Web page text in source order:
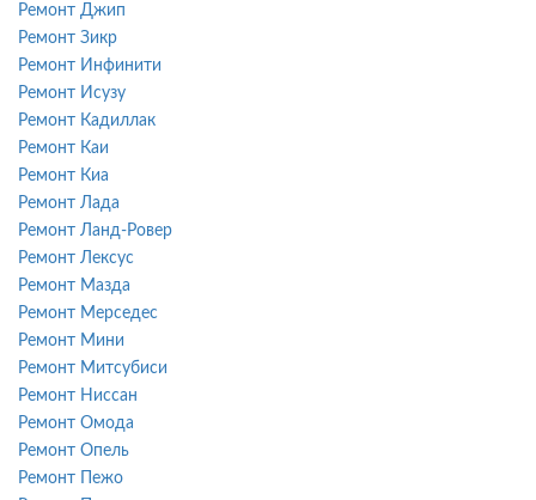
Ремонт Джип
Ремонт Зикр
Ремонт Инфинити
Ремонт Исузу
Ремонт Кадиллак
Ремонт Каи
Ремонт Киа
Ремонт Лада
Ремонт Ланд-Ровер
Ремонт Лексус
Ремонт Мазда
Ремонт Мерседес
Ремонт Мини
Ремонт Митсубиси
Ремонт Ниссан
Ремонт Омода
Ремонт Опель
Ремонт Пежо